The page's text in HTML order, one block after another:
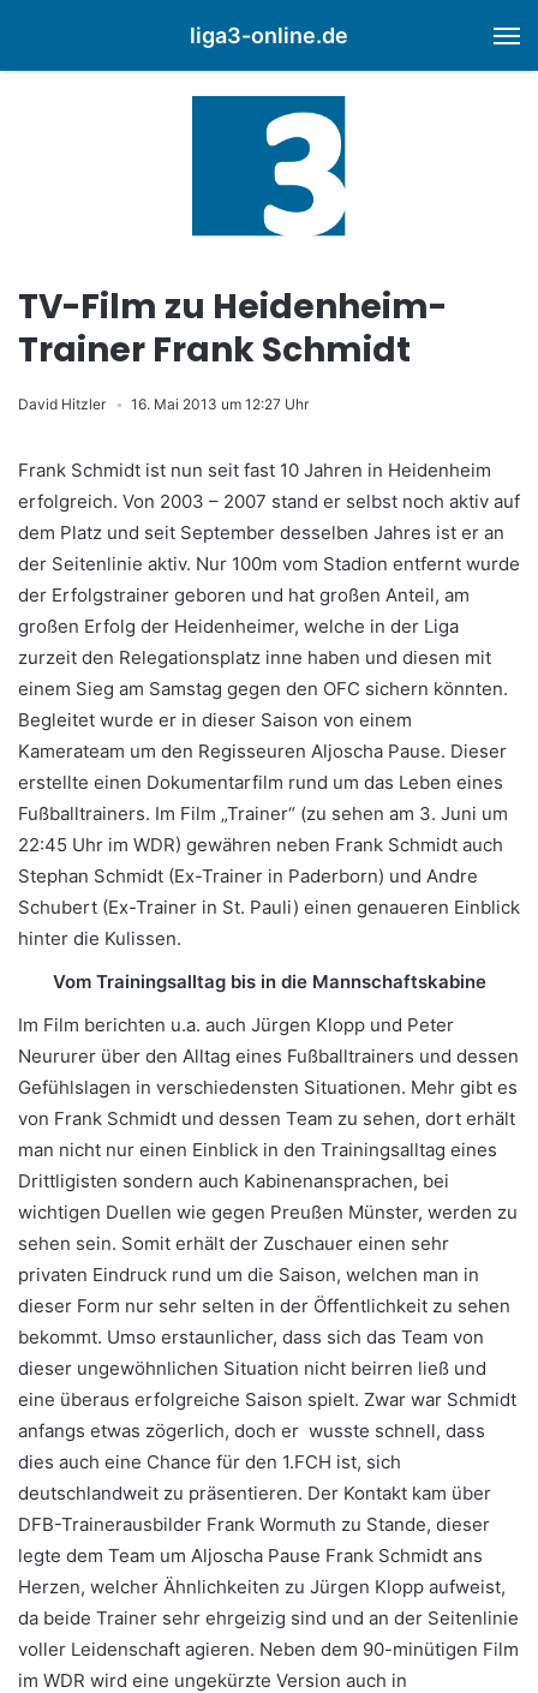
liga3-online.de
TV-Film zu Heidenheim-
Trainer Frank Schmidt
David Hitzler 16. Mai 2013 um 12:27 Uhr
Frank Schmidt ist nun seit fast 10 Jahren in Heidenheim
erfolgreich. Von 2003 – 2007 stand er selbst noch aktiv auf
dem Platz und seit September desselben Jahres ist er an
der Seitenlinie aktiv. Nur 100m vom Stadion entfernt wurde
der Erfolgstrainer geboren und hat großen Anteil, am
großen Erfolg der Heidenheimer, welche in der Liga
zurzeit den Relegationsplatz inne haben und diesen mit
einem Sieg am Samstag gegen den OFC sichern könnten.
Begleitet wurde er in dieser Saison von einem
Kamerateam um den Regisseuren Aljoscha Pause. Dieser
erstellte einen Dokumentarfilm rund um das Leben eines
Fußballtrainers. Im Film „Trainer“ (zu sehen am 3. Juni um
22:45 Uhr im WDR) gewähren neben Frank Schmidt auch
Stephan Schmidt (Ex-Trainer in Paderborn) und Andre
Schubert (Ex-Trainer in St. Pauli) einen genaueren Einblick
hinter die Kulissen.
Vom Trainingsalltag bis in die Mannschaftskabine
Im Film berichten u.a. auch Jürgen Klopp und Peter
Neururer über den Alltag eines Fußballtrainers und dessen
Gefühlslagen in verschiedensten Situationen. Mehr gibt es
von Frank Schmidt und dessen Team zu sehen, dort erhält
man nicht nur einen Einblick in den Trainingsalltag eines
Drittligisten sondern auch Kabinenansprachen, bei
wichtigen Duellen wie gegen Preußen Münster, werden zu
sehen sein. Somit erhält der Zuschauer einen sehr
privaten Eindruck rund um die Saison, welchen man in
dieser Form nur sehr selten in der Öffentlichkeit zu sehen
bekommt. Umso erstaunlicher, dass sich das Team von
dieser ungewöhnlichen Situation nicht beirren ließ und
eine überaus erfolgreiche Saison spielt. Zwar war Schmidt
anfangs etwas zögerlich, doch er wusste schnell, dass
dies auch eine Chance für den 1.FCH ist, sich
deutschlandweit zu präsentieren. Der Kontakt kam über
DFB-Trainerausbilder Frank Wormuth zu Stande, dieser
legte dem Team um Aljoscha Pause Frank Schmidt ans
Herzen, welcher Ähnlichkeiten zu Jürgen Klopp aufweist,
da beide Trainer sehr ehrgeizig sind und an der Seitenlinie
voller Leidenschaft agieren. Neben dem 90-minütigen Film
im WDR wird eine ungekürzte Version auch in